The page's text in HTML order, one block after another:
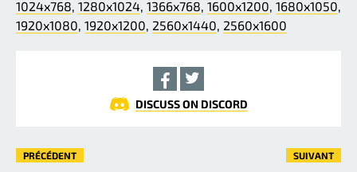
1024x768 1280x1024 1366x768 1600x1200 1680x1050
1920x1080 1920x1200 2560x1440 2560x1600
DISCUSS ON DISCORD
PRÉCÉDENT SUIVANT